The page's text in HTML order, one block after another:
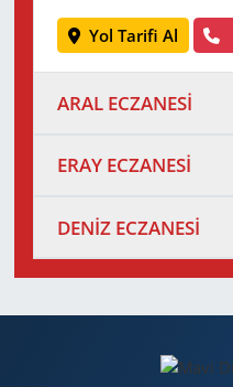
Yol Tarifi Al
ARAL ECZANESİ
ERAY ECZANESİ
DENİZ ECZANESİ